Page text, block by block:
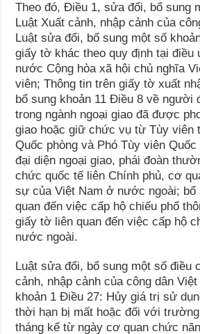
Theo đó, Điều 1, sửa đổi, bổ sung
Luật Xuất cảnh, nhập cảnh của
Luật sửa đổi, bổ sung một số
giấy tờ khác theo quy định tại điều
nước Cộng hòa xã hội chủ nghĩa
viên; Thông tin trên giấy tờ xuất
bổ sung khoản 11 Điều 8 về người
trong ngành ngoại giao đã được
giao hoặc giữ chức vụ từ Tùy viên
Quốc phòng và Phó Tùy viên
đại diện ngoại giao, phái đoàn
chức quốc tế liên Chính phủ, cơ
sự của Việt Nam ở nước ngoài; bổ
quan đến việc cấp hộ chiếu phổ
giấy tờ liên quan đến việc cấp hộ
nước ngoài.
Luật sửa đổi, bổ sung một số điều
cảnh, nhập cảnh của công dân
khoản 1 Điều 27: Hủy giá trị sử
thời hạn bị mất hoặc đối với
tháng kể từ ngày cơ quan chức